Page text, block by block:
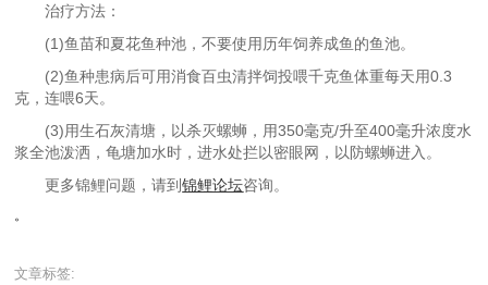
治疗方法：
(1)鱼苗和夏花鱼种池，不要使用历年饲养成鱼的鱼池。
(2)鱼种患病后可用消食百虫清拌饲投喂千克鱼体重每天用0.3
克，连喂6天。
(3)用生石灰清塘，以杀灭螺蛳，用350毫克/升至400毫升浓度水
浆全池泼洒，龟塘加水时，进水处拦以密眼网，以防螺蛳进入。
更多锦鲤问题，请到锦鲤论坛咨询。
。
文章标签: